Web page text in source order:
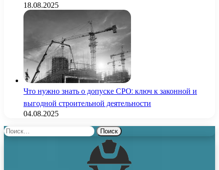
18.08.2025
Что нужно знать о допуске СРО: ключ к законной и
выгодной строительной деятельности
04.08.2025
Найти: